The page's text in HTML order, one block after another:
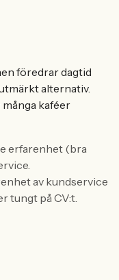
föredrar dagtid
alternativ.
kaféer
erfarenhet (bra
av kundservice
tungt på CV:t.